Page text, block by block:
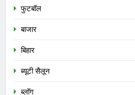
फुटबॉल
बाजार
बिहार
ब्यूटी सैलून
ब्लॉग